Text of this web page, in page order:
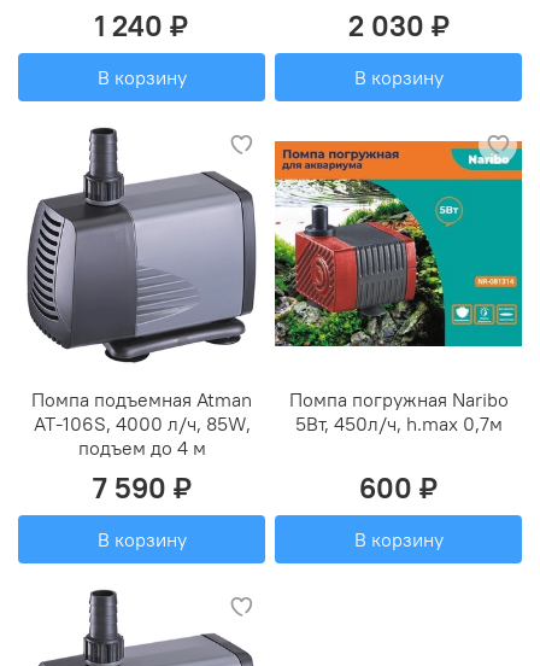
1 240 ₽
В корзину
2 030 ₽
В корзину
Помпа подъемная Atman
AT-106S, 4000 л/ч, 85W,
подъем до 4 м
7 590 ₽
В корзину
Помпа погружная Naribo
5Вт, 450л/ч, h.max 0,7м
600 ₽
В корзину